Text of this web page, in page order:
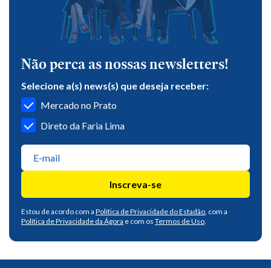
Não perca as nossas newsletters!
Selecione a(s) news(s) que deseja receber:
Mercado no Prato
Direto da Faria Lima
Inscreva-se
Estou de acordo com a Política de Privacidade do Estadão, com a
Política de Privacidade da Ágora e com os Termos de Uso.